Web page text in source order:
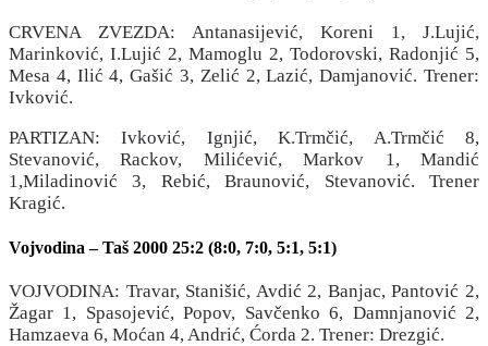
CRVENA ZVEZDA: Antanasijević, Koreni 1, J.Lujić,
Marinković, I.Lujić 2, Mamoglu 2, Todorovski, Radonjić 5,
Mesa 4, Ilić 4, Gašić 3, Zelić 2, Lazić, Damjanović. Trener:
Ivković.
PARTIZAN: Ivković, Ignjić, K.Trmčić, A.Trmčić 8,
Stevanović, Rackov, Milićević, Markov 1, Mandić
1,Miladinović 3, Rebić, Braunović, Stevanović. Trener
Kragić.
Vojvodina – Taš 2000 25:2 (8:0, 7:0, 5:1, 5:1)
VOJVODINA: Travar, Stanišić, Avdić 2, Banjac, Pantović 2,
Žagar 1, Spasojević, Popov, Savčenko 6, Damnjanović 2,
Hamzaeva 6, Moćan 4, Andrić, Ćorda 2. Trener: Drezgić.